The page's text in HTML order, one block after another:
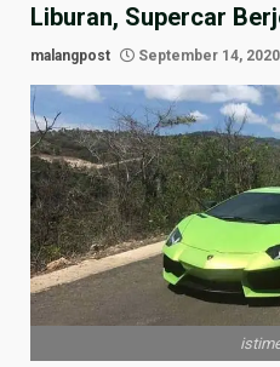
Liburan, Supercar
malangpost September 14, 2020